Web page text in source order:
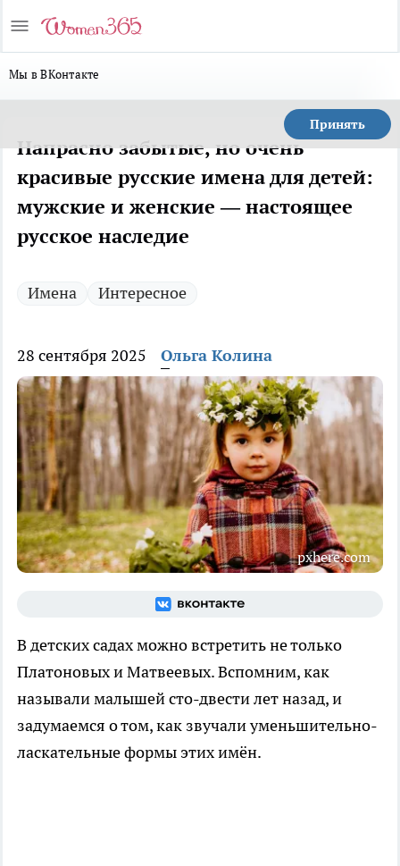
Мы в ВКонтакте
Принять
Напрасно забытые, но очень
красивые русские имена для детей:
мужские и женские — настоящее
русское наследие
Имена Интересное
28 сентября 2025 Ольга Колина
pxhere.com
В детских садах можно встретить не только
Платоновых и Матвеевых. Вспомним, как
называли малышей сто-двести лет назад, и
задумаемся о том, как звучали уменьшительно-
ласкательные формы этих имён.